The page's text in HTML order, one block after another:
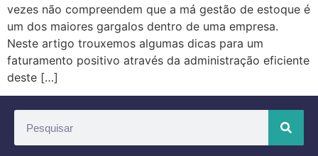
vezes não compreendem que a má gestão de estoque é
um dos maiores gargalos dentro de uma empresa.
Neste artigo trouxemos algumas dicas para um
faturamento positivo através da administração eficiente
deste […]